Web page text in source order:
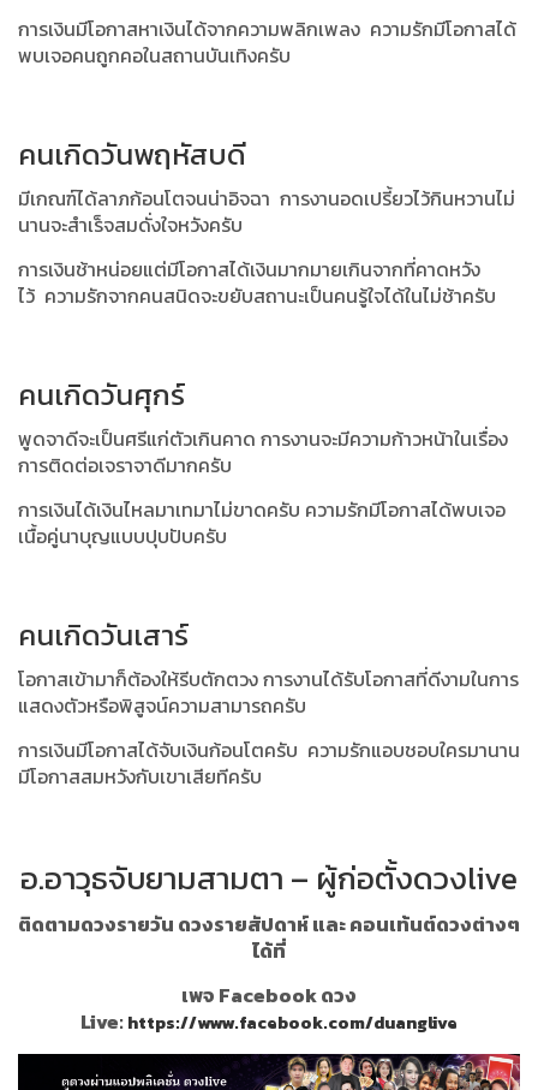
การเงินมีโอกาสหาเงินได้จากความพลิกเพลง ความรักมีโอกาสได้
พบเจอคนถูกคอในสถานบันเทิงครับ
คนเกิดวันพฤหัสบดี
มีเกณฑ์ได้ลาภก้อนโตจนน่าอิจฉา การงานอดเปรี้ยวไว้กินหวานไม่
นานจะสำเร็จสมดั่งใจหวังครับ
การเงินช้าหน่อยแต่มีโอกาสได้เงินมากมายเกินจากที่คาดหวัง
ไว้ ความรักจากคนสนิดจะขยับสถานะเป็นคนรู้ใจได้ในไม่ช้าครับ
คนเกิดวันศุกร์
พูดจาดีจะเป็นศรีแก่ตัวเกินคาด การงานจะมีความก้าวหน้าในเรื่อง
การติดต่อเจราจาดีมากครับ
การเงินได้เงินไหลมาเทมาไม่ขาดครับ ความรักมีโอกาสได้พบเจอ
เนื้อคู่นาบุญแบบปุบปับครับ
คนเกิดวันเสาร์
โอกาสเข้ามาก็ต้องให้รีบตักตวงการงานได้รับโอกาสที่ดีงามในการ
แสดงตัวหรือพิสูจน์ความสามารถครับ
การเงินมีโอกาสได้จับเงินก้อนโตครับ ความรักแอบชอบใครมานาน
มีโอกาสสมหวังกับเขาเสียทีครับ
อ.อาวุธจับยามสามตา – ผู้ก่อตั้งดวงlive
ติดตามดวงรายวัน ดวงรายสัปดาห์ และ คอนเท้นต์ดวงต่างๆ
ได้ที่
เพจ Facebook ดวง
Live:https://www.facebook.com/duanglive